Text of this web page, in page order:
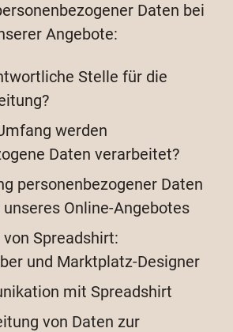
Daten bei
Angebote:
Stelle für die
werden
Daten verarbeitet?
personenbezogener Daten
unseres Online-Angebotes
Spreadshirt:
und Marktplatz-Designer
mit Spreadshirt
von Daten zur